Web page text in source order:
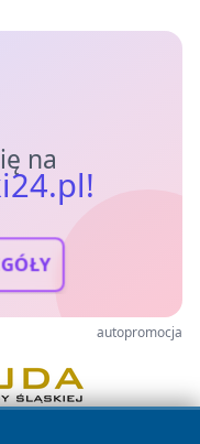
na
autopromocja